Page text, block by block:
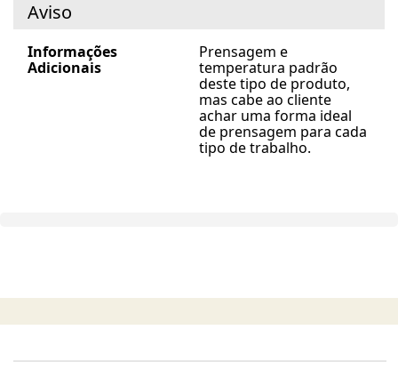
Aviso
Informações
Adicionais
Prensagem e
temperatura padrão
deste tipo de produto,
mas cabe ao cliente
achar uma forma ideal
de prensagem para cada
tipo de trabalho.